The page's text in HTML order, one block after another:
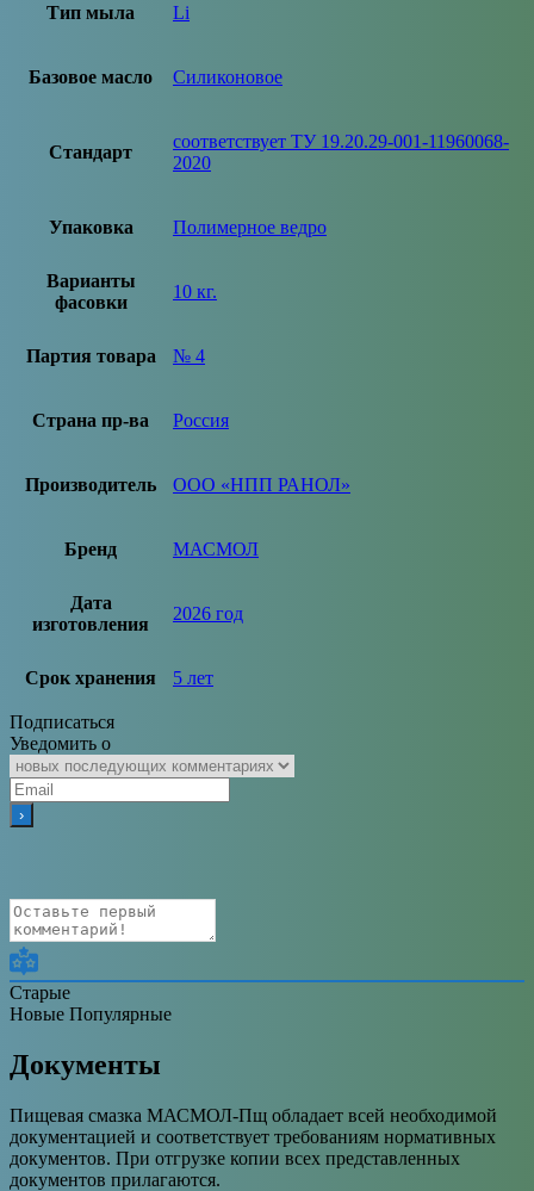
Тип мыла Li
Базовое масло Силиконовое
Стандарт
соответствует ТУ 19.20.29-001-11960068-
2020
Упаковка Полимерное ведро
Варианты
фасовки
10 кг.
Партия товара № 4
Страна пр-ва Россия
Производитель ООО «НПП РАНОЛ»
Бренд МАСМОЛ
Дата
изготовления
2026 год
Срок хранения 5 лет
Подписаться
Уведомить о
Старые
Новые Популярные
Документы
Пищевая смазка МАСМОЛ-Пщ обладает всей необходимой
документацией и соответствует требованиям нормативных
документов. При отгрузке копии всех представленных
документов прилагаются.